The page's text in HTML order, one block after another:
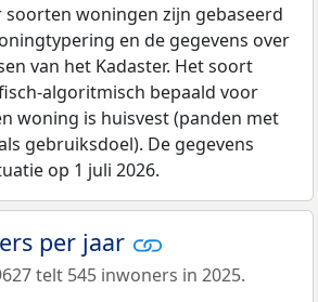
soorten woningen zijn gebaseerd
en de gegevens over
van het Kadaster. Het soort
algoritmisch bepaald voor
woning is huisvest (panden met
gebruiksdoel). De gegevens
op 1 juli 2026.
per jaar
telt 545 inwoners in 2025.